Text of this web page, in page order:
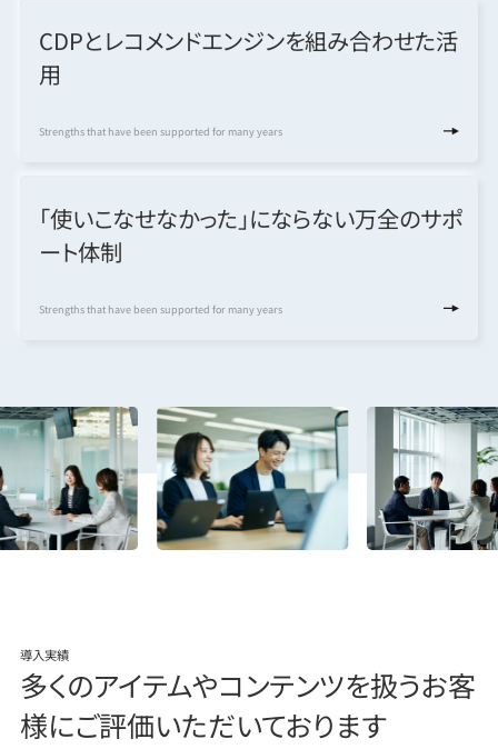
CDPとレコメンドエンジンを組み合わせた活
用
Strengths that have been supported for many years
「使いこなせなかった」にならない万全のサポ
ート体制
Strengths that have been supported for many years
導入実績
多くのアイテムやコンテンツを扱うお客
様にご評価いただいております